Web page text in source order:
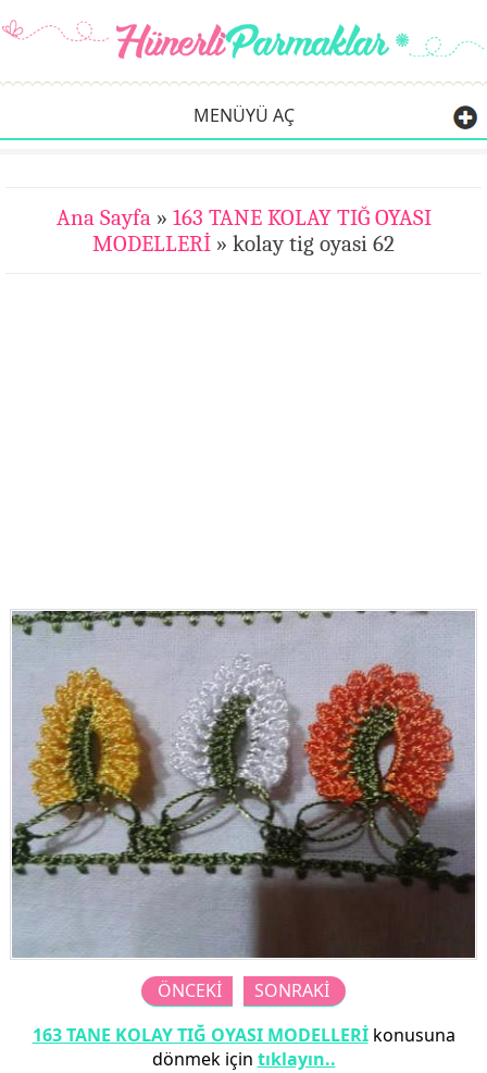
MENÜYÜ AÇ
Ana Sayfa» 163 TANE KOLAY TIĞ OYASI
MODELLERİ » kolay tig oyasi 62
ÖNCEKİ
SONRAKİ
163 TANE KOLAY TIĞ OYASI MODELLERİkonusuna
dönmek için tıklayın..